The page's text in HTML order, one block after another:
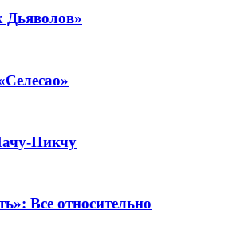
Дьяволов»
Пикчу
Все относительно